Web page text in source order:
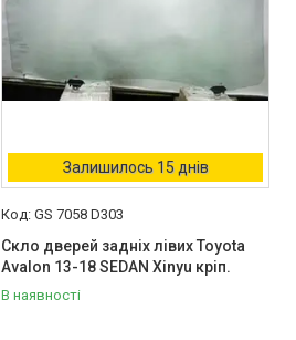
Залишилось 15 днів
GS 7058 D303
Скло дверей задніх лівих Toyota
Avalon 13-18 SEDAN Xinyu кріп.
В наявності